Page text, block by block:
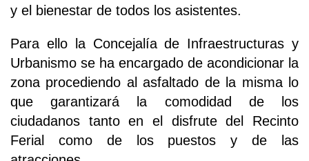
y el bienestar de todos los asistentes.
Para ello la Concejalía de Infraestructuras y
Urbanismo se ha encargado de acondicionar la
zona procediendo al asfaltado de la misma lo
que garantizará la comodidad de los
ciudadanos tanto en el disfrute del Recinto
Ferial como de los puestos y de las